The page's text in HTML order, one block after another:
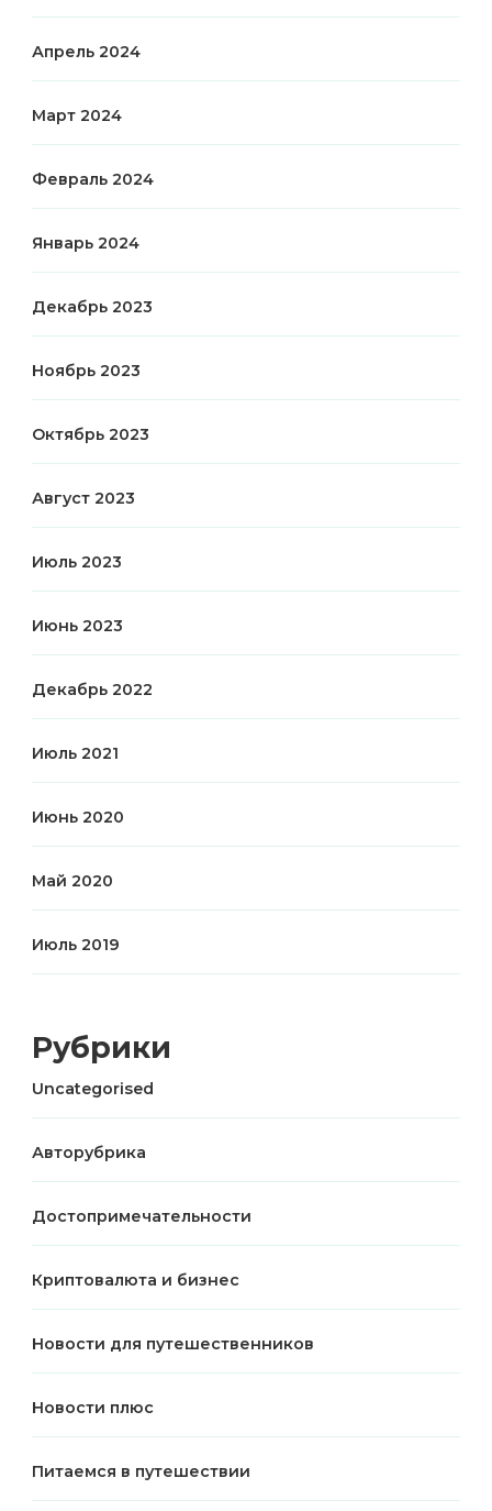
Апрель 2024
Март 2024
Февраль 2024
Январь 2024
Декабрь 2023
Ноябрь 2023
Октябрь 2023
Август 2023
Июль 2023
Июнь 2023
Декабрь 2022
Июль 2021
Июнь 2020
Май 2020
Июль 2019
Рубрики
Uncategorised
Авторубрика
Достопримечательности
Криптовалюта и бизнес
Новости для путешественников
Новости плюс
Питаемся в путешествии